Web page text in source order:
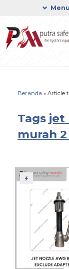
Menu
Beranda » Article
Tags jet
murah